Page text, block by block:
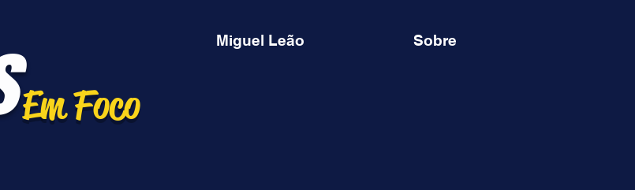
Em Foco
Miguel Leão Sobre